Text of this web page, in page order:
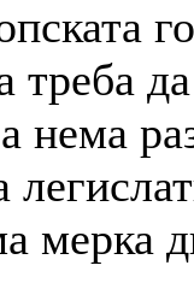
треба
нема
мерка